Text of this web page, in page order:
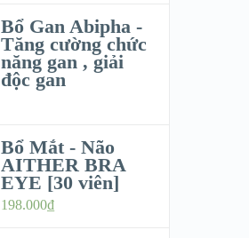
Bổ Gan Abipha -
Tăng cường chức
năng gan , giải
độc gan
Bổ Mắt - Não
AITHER BRA
EYE [30 viên]
198.000₫